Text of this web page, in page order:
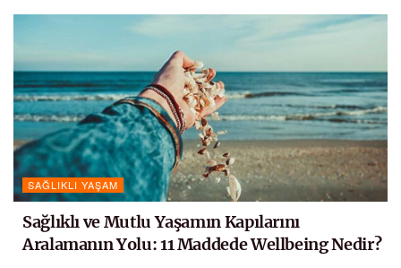
SAĞLIKLI YAŞAM
Sağlıklı ve Mutlu Yaşamın Kapılarını
Aralamanın Yolu: 11 Maddede Wellbeing Nedir?